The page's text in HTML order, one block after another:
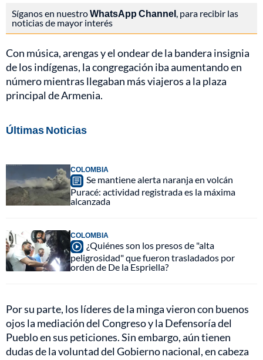
Síganos en nuestroWhatsApp Channel , para recibir las
noticias de mayor interés
Con música, arengas y el ondear de la bandera insignia
de los indígenas, la congregación iba aumentando en
número mientras llegaban más viajeros a la plaza
principal de Armenia.
Últimas Noticias
COLOMBIA
Se mantiene alerta naranja en volcán
Puracé: actividad registrada es la máxima
alcanzada
COLOMBIA
¿Quiénes son los presos de "alta
peligrosidad" que fueron trasladados por
orden de De la Espriella?
Por su parte, los líderes de la minga vieron con buenos
ojos la mediación del Congreso y la Defensoría del
Pueblo en sus peticiones. Sin embargo, aún tienen
dudas de la voluntad del Gobierno nacional, en cabeza